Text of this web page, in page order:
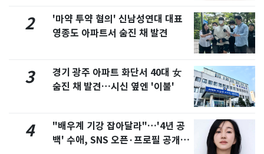
2
'마약 투약 혐의' 신남성연대 대표
영종도 아파트서 숨진 채 발견
3
경기 광주 아파트 화단서 40대 女
숨진 채 발견…시신 옆엔 '이불'
4
"배우계 기강 잡아달라"…'4년 공
백' 수애, SNS 오픈·프로필 공개